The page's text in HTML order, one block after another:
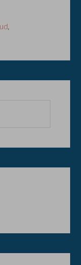
,